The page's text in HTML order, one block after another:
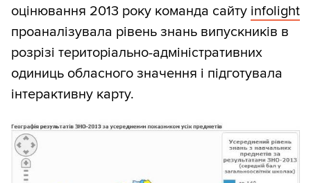
оцінювання 2013 року команда сайту infolight
проаналізувала рівень знань випускників в
розрізі територіально-адміністративних
одиниць обласного значення і підготувала
інтерактивну карту.